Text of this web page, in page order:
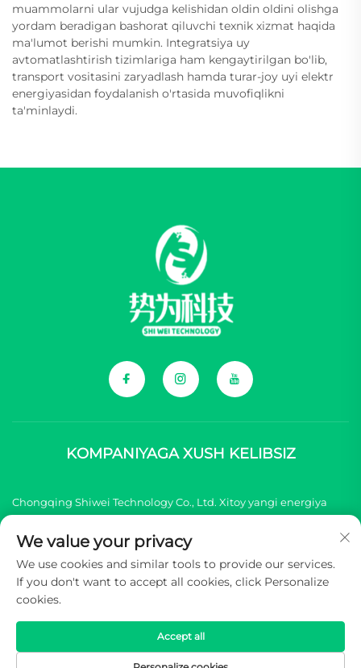
muammolarni ular vujudga kelishidan oldin oldini olishga
yordam beradigan bashorat qiluvchi texnik xizmat haqida
ma'lumot berishi mumkin. Integratsiya uy
avtomatlashtirish tizimlariga ham kengaytirilgan bo'lib,
transport vositasini zaryadlash hamda turar-joy uyi elektr
energiyasidan foydalanish o'rtasida muvofiqlikni
ta'minlaydi.
KOMPANIYAGA XUSH KELIBSIZ
Chongqing Shiwei Technology Co., Ltd. Xitoy yangi energiya
komponentlarni taqdim etish bilan shug'illanadi.
Mualliflik huquqi © 2025 Chongqing Shiwei Texnologiya
We value your privacy
We use cookies and similar tools to provide our services.
If you don't want to accept all cookies, click Personalize
cookies.
Accept all